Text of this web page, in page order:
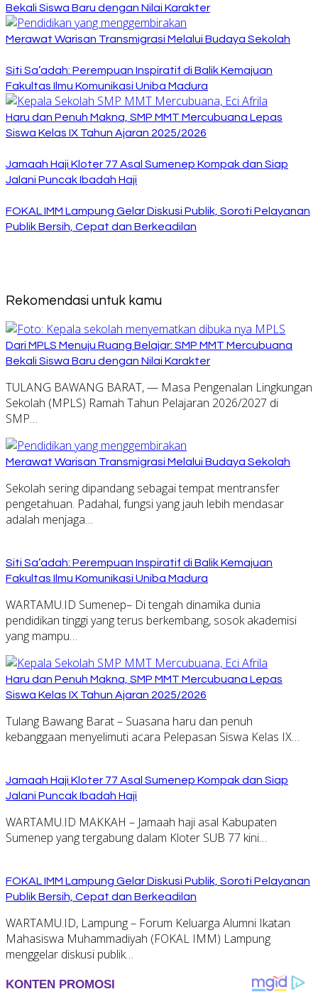
Bekali Siswa Baru dengan Nilai Karakter
Merawat Warisan Transmigrasi Melalui Budaya Sekolah
Siti Sa’adah: Perempuan Inspiratif di Balik Kemajuan
Fakultas Ilmu Komunikasi Uniba Madura
Haru dan Penuh Makna, SMP MMT Mercubuana Lepas
Siswa Kelas IX Tahun Ajaran 2025/2026
Jamaah Haji Kloter 77 Asal Sumenep Kompak dan Siap
Jalani Puncak Ibadah Haji
FOKAL IMM Lampung Gelar Diskusi Publik, Soroti Pelayanan
Publik Bersih, Cepat dan Berkeadilan
Rekomendasi untuk kamu
Dari MPLS Menuju Ruang Belajar: SMP MMT Mercubuana
Bekali Siswa Baru dengan Nilai Karakter
TULANG BAWANG BARAT, — Masa Pengenalan Lingkungan
Sekolah (MPLS) Ramah Tahun Pelajaran 2026/2027 di
SMP…
Merawat Warisan Transmigrasi Melalui Budaya Sekolah
Sekolah sering dipandang sebagai tempat mentransfer
pengetahuan. Padahal, fungsi yang jauh lebih mendasar
adalah menjaga…
Siti Sa’adah: Perempuan Inspiratif di Balik Kemajuan
Fakultas Ilmu Komunikasi Uniba Madura
WARTAMU.ID Sumenep– Di tengah dinamika dunia
pendidikan tinggi yang terus berkembang, sosok akademisi
yang mampu…
Haru dan Penuh Makna, SMP MMT Mercubuana Lepas
Siswa Kelas IX Tahun Ajaran 2025/2026
Tulang Bawang Barat – Suasana haru dan penuh
kebanggaan menyelimuti acara Pelepasan Siswa Kelas IX…
Jamaah Haji Kloter 77 Asal Sumenep Kompak dan Siap
Jalani Puncak Ibadah Haji
WARTAMU.ID MAKKAH – Jamaah haji asal Kabupaten
Sumenep yang tergabung dalam Kloter SUB 77 kini…
FOKAL IMM Lampung Gelar Diskusi Publik, Soroti Pelayanan
Publik Bersih, Cepat dan Berkeadilan
WARTAMU.ID, Lampung – Forum Keluarga Alumni Ikatan
Mahasiswa Muhammadiyah (FOKAL IMM) Lampung
menggelar diskusi publik…